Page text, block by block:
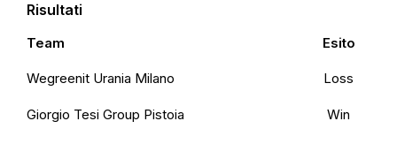
Risultati
Team Esito
Wegreenit Urania Milano Loss
Giorgio Tesi Group Pistoia Win